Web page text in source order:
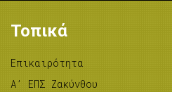
Τοπικά
Επικαιρότητα
A’ ΕΠΣ Ζακύνθου